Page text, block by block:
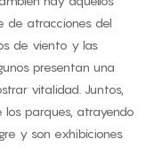
de atracciones del
de viento y las
presentan una
vitalidad. Juntos,
los parques, atrayendo
y son exhibiciones